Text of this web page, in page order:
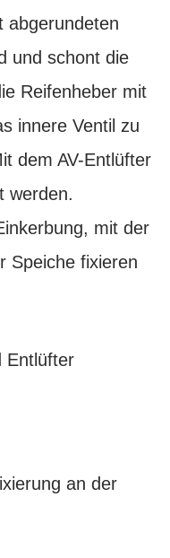
abgerundeten
und schont die
Reifenheber mit
innere Ventil zu
dem AV-Entlüfter
werden.
mit der
Speiche fixieren
Entlüfter
an der